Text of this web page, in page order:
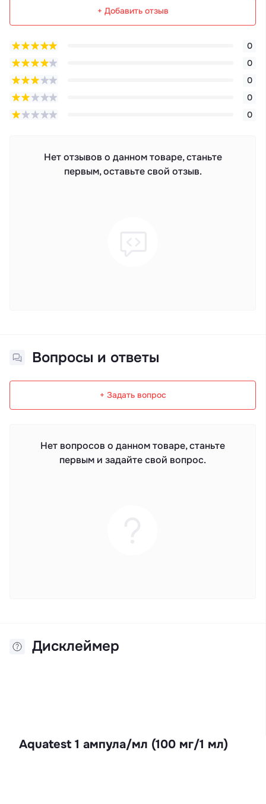
+ Добавить отзыв
0
0
0
0
0
Нет отзывов о данном товаре, станьте
первым, оставьте свой отзыв.
Вопросы и ответы
+ Задать вопрос
Нет вопросов о данном товаре, станьте
первым и задайте свой вопрос.
Дисклеймер
Aquatest 1 ампула/мл (100 мг/1 мл)